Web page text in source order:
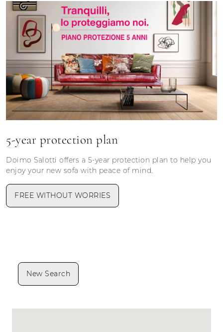
5-year protection plan
Doimo Salotti offers a 5-year protection plan to help you
enjoy your new sofa with peace of mind.
FREE WITHOUT WORRIES
New Search